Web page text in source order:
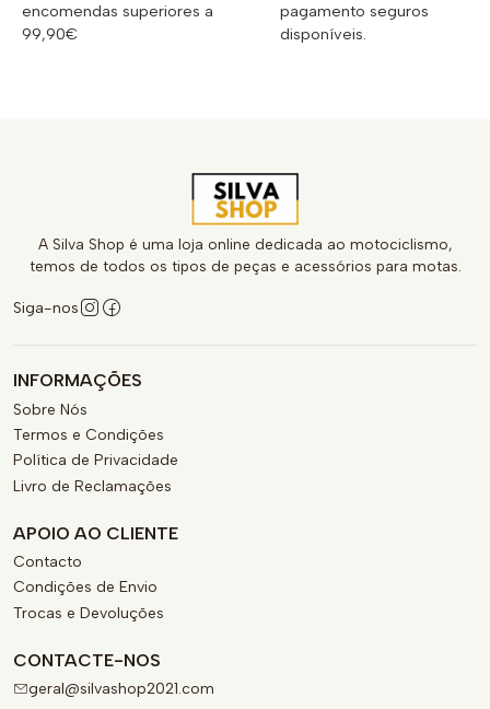
encomendas superiores a
99,90€
pagamento seguros
disponíveis.
A Silva Shop é uma loja online dedicada ao motociclismo,
temos de todos os tipos de peças e acessórios para motas.
Siga-nos
INFORMAÇÕES
Sobre Nós
Termos e Condições
Política de Privacidade
Livro de Reclamações
APOIO AO CLIENTE
Contacto
Condições de Envio
Trocas e Devoluções
CONTACTE-NOS
geral@silvashop2021.com